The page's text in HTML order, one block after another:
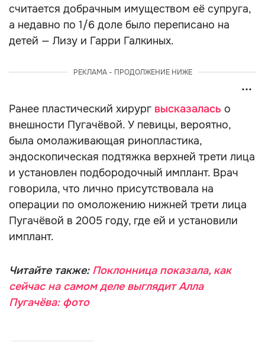
считается добрачным имуществом её супруга,
а недавно по 1/6 доле было переписано на
детей — Лизу и Гарри Галкиных.
РЕКЛАМА - ПРОДОЛЖЕНИЕ НИЖЕ
Ранее пластический хирург высказалась о
внешности Пугачёвой. У певицы, вероятно,
была омолаживающая ринопластика,
эндоскопическая подтяжка верхней трети лица
и установлен подбородочный имплант. Врач
говорила, что лично присутствовала на
операции по омоложению нижней трети лица
Пугачёвой в 2005 году, где ей и установили
имплант.
Читайте также: Поклонница показала, как
сейчас на самом деле выглядит Алла
Пугачёва: фото